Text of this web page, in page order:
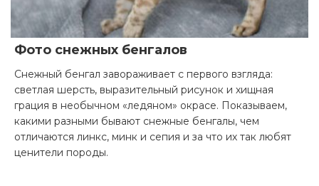
Фото снежных бенгалов
Снежный бенгал завораживает с первого взгляда:
светлая шерсть, выразительный рисунок и хищная
грация в необычном «ледяном» окрасе. Показываем,
какими разными бывают снежные бенгалы, чем
отличаются линкс, минк и сепия и за что их так любят
ценители породы.